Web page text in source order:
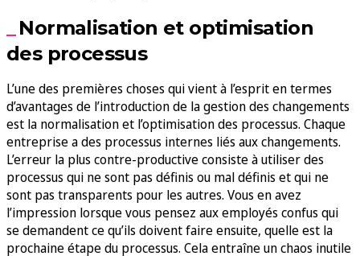
Normalisation et optimisation
des processus
L’une des premières choses qui vient à l’esprit en termes
d’avantages de l’introduction de la gestion des changements
est la normalisation et l’optimisation des processus. Chaque
entreprise a des processus internes liés aux changements.
L’erreur la plus contre-productive consiste à utiliser des
processus qui ne sont pas définis ou mal définis et qui ne
sont pas transparents pour les autres. Vous en avez
l’impression lorsque vous pensez aux employés confus qui
se demandent ce qu’ils doivent faire ensuite, quelle est la
prochaine étape du processus. Cela entraîne un chaos inutile